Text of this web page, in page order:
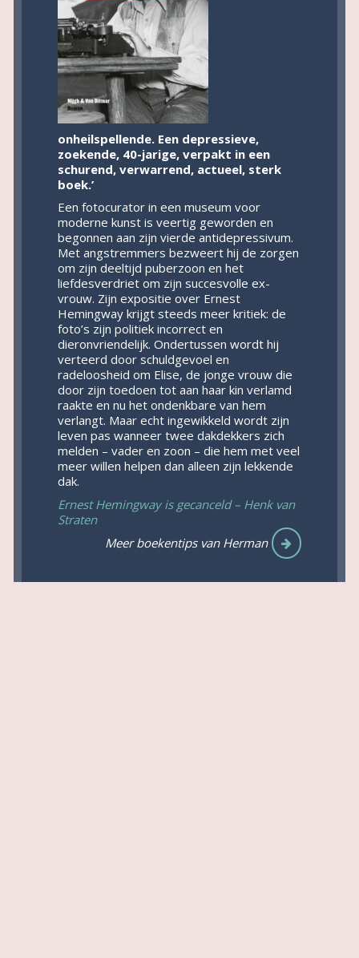
onheilspellende. Een depressieve,
zoekende, 40-jarige, verpakt in een
schurend, verwarrend, actueel, sterk
boek.’
Een fotocurator in een museum voor
moderne kunst is veertig geworden en
begonnen aan zijn vierde antidepressivum.
Met angstremmers bezweert hij de zorgen
om zijn deeltijd puberzoon en het
liefdesverdriet om zijn succesvolle ex-
vrouw. Zijn expositie over Ernest
Hemingway krijgt steeds meer kritiek: de
foto’s zijn politiek incorrect en
dieronvriendelijk. Ondertussen wordt hij
verteerd door schuldgevoel en
radeloosheid om Elise, de jonge vrouw die
door zijn toedoen tot aan haar kin verlamd
raakte en nu het ondenkbare van hem
verlangt. Maar echt ingewikkeld wordt zijn
leven pas wanneer twee dakdekkers zich
melden – vader en zoon – die hem met veel
meer willen helpen dan alleen zijn lekkende
dak.
Ernest Hemingway is gecanceld – Henk van
Straten
Meer boekentips van Herman